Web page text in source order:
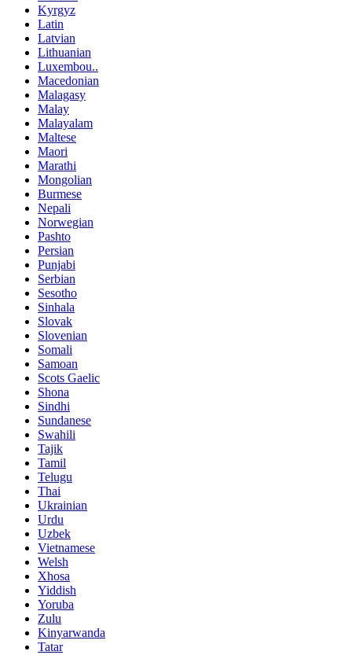
Kyrgyz
Latin
Latvian
Lithuanian
Luxembou..
Macedonian
Malagasy
Malay
Malayalam
Maltese
Maori
Marathi
Mongolian
Burmese
Nepali
Norwegian
Pashto
Persian
Punjabi
Serbian
Sesotho
Sinhala
Slovak
Slovenian
Somali
Samoan
Scots Gaelic
Shona
Sindhi
Sundanese
Swahili
Tajik
Tamil
Telugu
Thai
Ukrainian
Urdu
Uzbek
Vietnamese
Welsh
Xhosa
Yiddish
Yoruba
Zulu
Kinyarwanda
Tatar